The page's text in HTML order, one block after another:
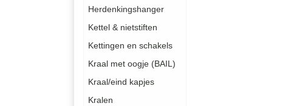
Herdenkingshanger
Kettel & nietstiften
Kettingen en schakels
Kraal met oogje (BAIL)
Kraal/eind kapjes
Kralen